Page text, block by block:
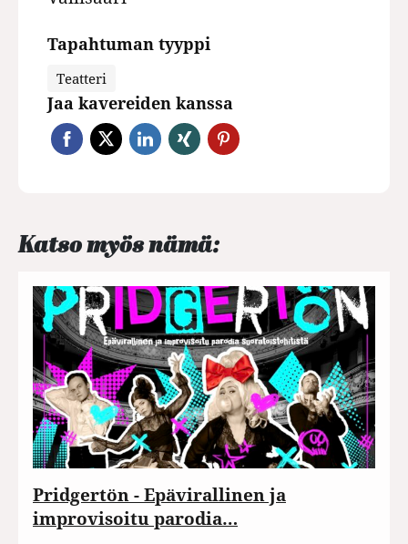
Tapahtuman tyyppi
Teatteri
Jaa kavereiden kanssa
Katso myös nämä:
Pridgertön - Epävirallinen ja
improvisoitu parodia…